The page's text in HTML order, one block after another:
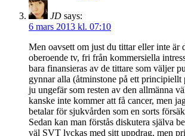
JD says:
6 mars 2013 kl. 07:10
Men oavsett om just du tittar eller inte är
oberoende tv, fri från kommersiella
bara finansieras av de tittare som väljer
gynnar alla (åtminstone på ett principiellt
ju ungefär som resten av den allmänna
kanske inte kommer att få cancer, men
betalar för sjukvården som en sorts
Sedan kan man förstås diskutera själva
väl SVT lyckas med sitt uppdrag, men